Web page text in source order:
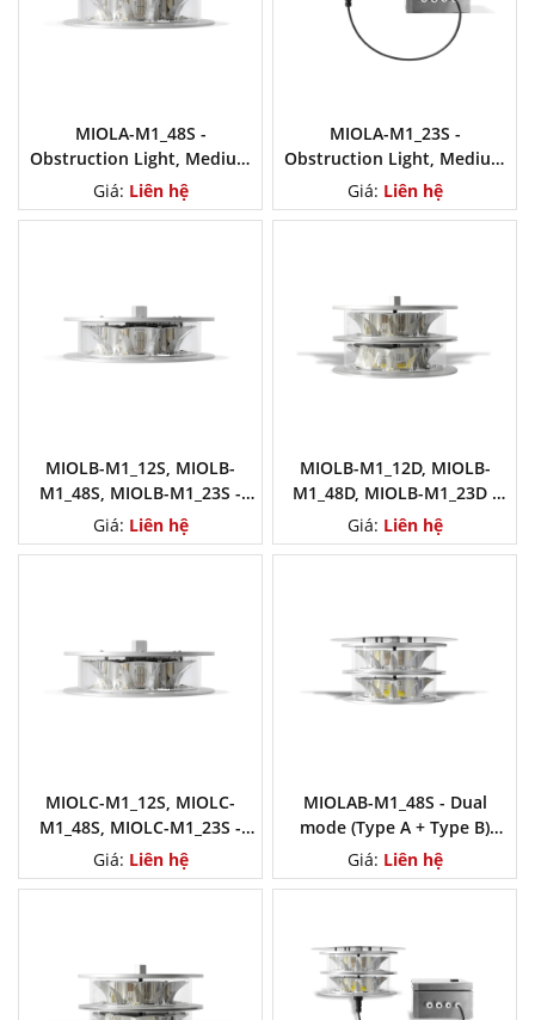
MIOLA-M1_48S -
Obstruction Light, Medium
Intensity Type A
Giá: Liên hệ
MIOLA-M1_23S -
Obstruction Light, Medium
Intensity Type A
Giá: Liên hệ
MIOLB-M1_12S, MIOLB-
M1_48S, MIOLB-M1_23S -
Obstruction Light, Medium
Intensity Type B
Giá: Liên hệ
MIOLB-M1_12D, MIOLB-
M1_48D, MIOLB-M1_23D -
Double (Main + Stand-By)
Obstruction Light, Medium
Giá: Liên hệ
MIOLC-M1_12S, MIOLC-
M1_48S, MIOLC-M1_23S -
Obstruction Light, Medium
Intensity Type C
Giá: Liên hệ
MIOLAB-M1_48S - Dual
mode (Type A + Type B)
Obstruction Light, Medium
Intensity
Giá: Liên hệ